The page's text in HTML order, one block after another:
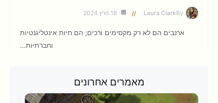
By
Laura Clark
ארנבים הם לא רק מקסימים ורכים; הם חיות אינטליגנטיות
וחברתיות…
מאמרים אחרונים